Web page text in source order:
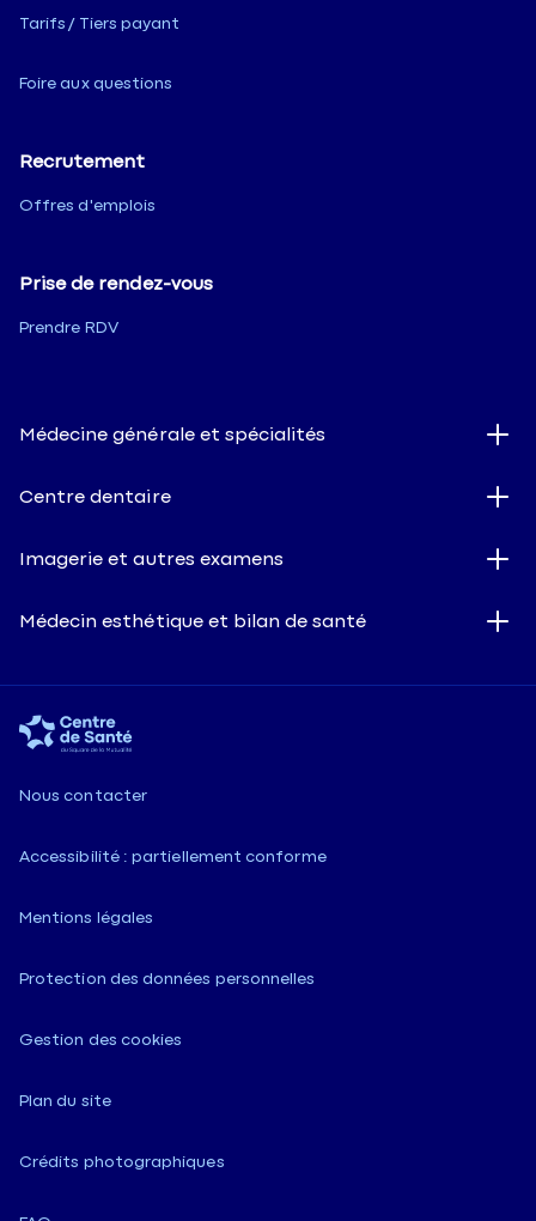
Tarifs / Tiers payant
Foire aux questions
Recrutement
Offres d'emplois
Prise de rendez-vous
Prendre RDV
Médecine générale et spécialités
Centre dentaire
Imagerie et autres examens
Médecin esthétique et bilan de santé
Nous contacter
Accessibilité : partiellement conforme
Mentions légales
Protection des données personnelles
Gestion des cookies
Plan du site
Crédits photographiques